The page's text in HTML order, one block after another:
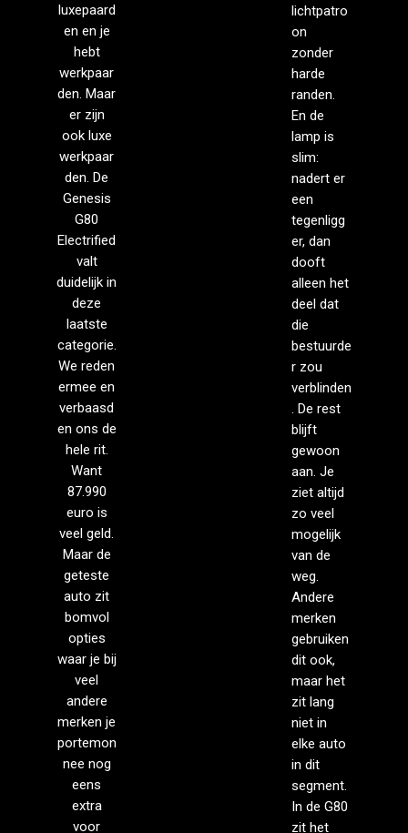
luxepaard
en en je
hebt
werkpaar
den. Maar
er zijn
ook luxe
werkpaar
den. De
Genesis
G80
Electrified
valt
duidelijk in
deze
laatste
categorie.
We reden
ermee en
verbaasd
en ons de
hele rit.
Want
87.990
euro is
veel geld.
Maar de
geteste
auto zit
bomvol
opties
waar je bij
veel
andere
merken je
portemon
nee nog
eens
extra
voor
lichtpatro
on
zonder
harde
randen.
En de
lamp is
slim:
nadert er
een
tegenligg
er, dan
dooft
alleen het
deel dat
die
bestuurde
r zou
verblinden
. De rest
blijft
gewoon
aan. Je
ziet altijd
zo veel
mogelijk
van de
weg.
Andere
merken
gebruiken
dit ook,
maar het
zit lang
niet in
elke auto
in dit
segment.
In de G80
zit het